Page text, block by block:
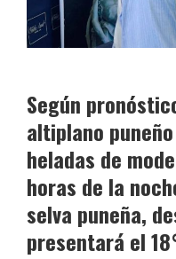
Según
altiplano
heladas de
horas de la
selva puneña,
presentará el